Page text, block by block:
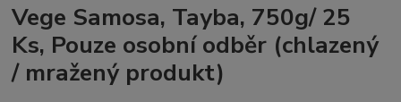
Vege Samosa, Tayba, 750g/ 25
Ks, Pouze osobní odběr (chlazený
/ mražený produkt)